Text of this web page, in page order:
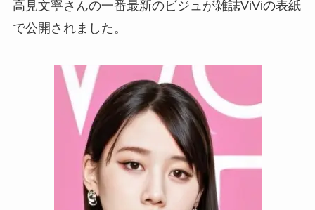
高見文寧さんの一番最新のビジュが雑誌ViViの表紙
で公開されました。